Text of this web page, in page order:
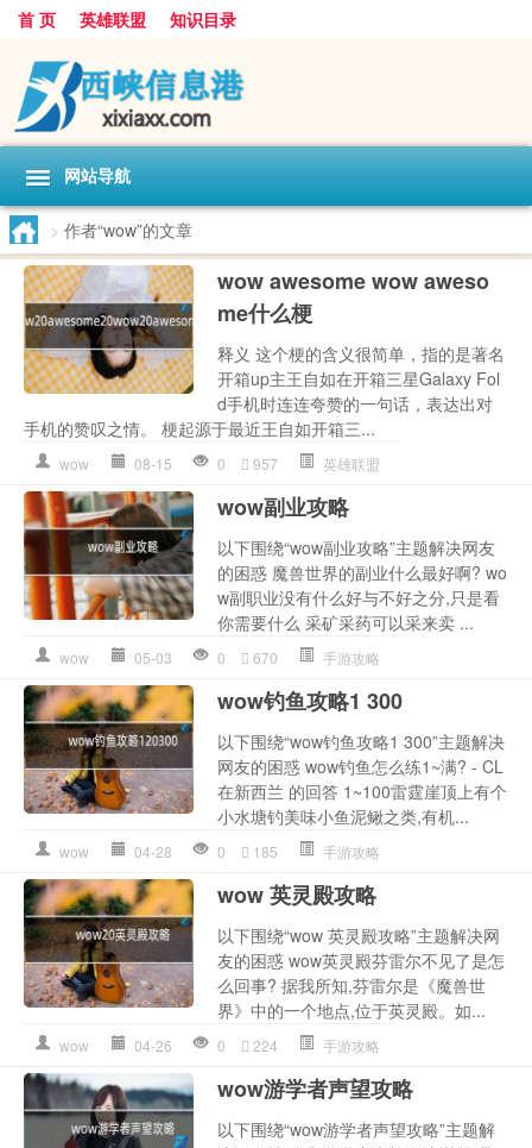
首 页 英雄联盟 知识目录
网站导航
> 作者“wow”的文章
wow awesome wow aweso
me什么梗
释义 这个梗的含义很简单，指的是著名
开箱up主王自如在开箱三星Galaxy Fol
d手机时连连夸赞的一句话，表达出对
手机的赞叹之情。 梗起源于最近王自如开箱三...
wow 08-15 0 957 英雄联盟
wow副业攻略
以下围绕“wow副业攻略”主题解决网友
的困惑 魔兽世界的副业什么最好啊? wo
w副职业没有什么好与不好之分,只是看
你需要什么 采矿采药可以采来卖 ...
wow 05-03 0 670 手游攻略
wow钓鱼攻略1 300
以下围绕“wow钓鱼攻略1 300”主题解决
网友的困惑 wow钓鱼怎么练1~满? - CL
在新西兰 的回答 1~100雷霆崖顶上有个
小水塘钓美味小鱼泥鳅之类,有机...
wow 04-28 0 185 手游攻略
wow 英灵殿攻略
以下围绕“wow 英灵殿攻略”主题解决网
友的困惑 wow英灵殿芬雷尔不见了是怎
么回事? 据我所知,芬雷尔是《魔兽世
界》中的一个地点,位于英灵殿。如...
wow 04-26 0 224 手游攻略
wow游学者声望攻略
以下围绕“wow游学者声望攻略”主题解